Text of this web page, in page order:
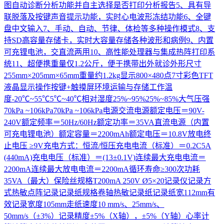
图自动诊断分析功能并自主选择是否打印分析报告5、具有导
联脱落及按键声音提示功能，实时心电波形冻结功能6、全键
盘中文输入7、手动、自动、节律、体检等多种操作模式8、支
持SD高容量存储卡，实时大容量存储各种波形和病例9、内置
可充锂电池，交直流两用10、高性能处理器与集成热阵打印系
统11、超便携重量仅1.2公斤，便于携带出外就诊外形尺寸
255mm×205mm×65mm重量约1.2kg显示800×480点7寸彩色TFT
液晶显示操作按键+触摸屏环境运输与存储工作温
度-20℃~55℃5℃~40℃相对湿度25%~95%25%~85%大气压强
70kPa ~106kPa70kPa ~106kPa电源交流电源额定电压＝90V-
240V额定频率＝50Hz/60Hz额定功率＝35VA直流电源（内置
可充电锂电池）额定容量＝2200mAh额定电压＝10.8V放电终
止电压 ≥9V充电方式：恒流/恒压充电电流（标准）＝0.2C5A
(440mA)充电电压（标准）＝(13±0.1V)连续最大充电电流＝
2200mA连续最大放电电流＝2200mA循环寿命≥300次功耗
35VA（最大）保险丝规格T200mA 250V Ø5×20记录仪记录方
式热敏点阵记录记录纸规格卷轴热敏记录纸记录纸宽112mm有
效记录宽度105mm走纸速度10 mm/s、25mm/s、
50mm/s（±3%）记录精度±5%（X轴），±5%（Y轴）心率计